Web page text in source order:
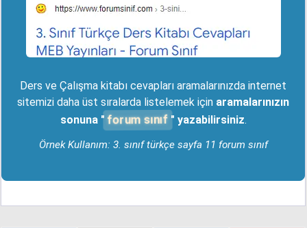
Ders ve Çalışma kitabı cevapları aramalarınızda internet
sitemizi daha üst sıralarda listelemek için aramalarınızın
sonuna " forum sınıf " yazabilirsiniz.
Örnek Kullanım: 3. sınıf türkçe sayfa 11 forum sınıf